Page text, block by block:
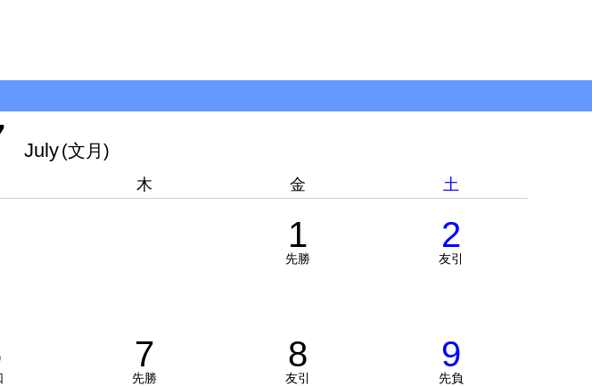
July(文月)
木 金 土
1
先勝
2
友引
7
先勝
8
友引
9
先負